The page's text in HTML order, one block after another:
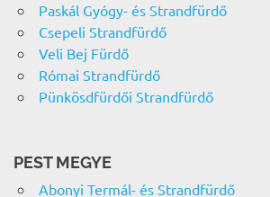
Paskál Gyógy- és Strandfürdő
Csepeli Strandfürdő
Veli Bej Fürdő
Római Strandfürdő
Pünkösdfürdői Strandfürdő
PEST MEGYE
Abonyi Termál- és Strandfürdő